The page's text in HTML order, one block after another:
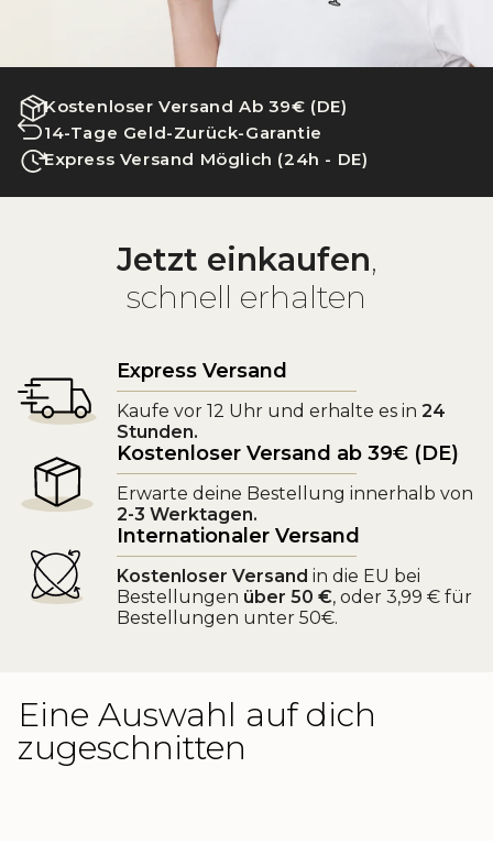
Kostenloser Versand Ab 39€ (DE)
14-Tage Geld-Zurück-Garantie
Express Versand Möglich (24h - DE)
Jetzt einkaufen,
schnell erhalten
Express Versand
Kaufe vor 12 Uhr und erhalte es in 24
Stunden.
Kostenloser Versand ab 39€ (DE)
Erwarte deine Bestellung innerhalb von
2-3 Werktagen.
Internationaler Versand
Kostenloser Versand in die EU bei
Bestellungen über 50 €, oder 3,99 € für
Bestellungen unter 50€.
Eine Auswahl auf dich
zugeschnitten